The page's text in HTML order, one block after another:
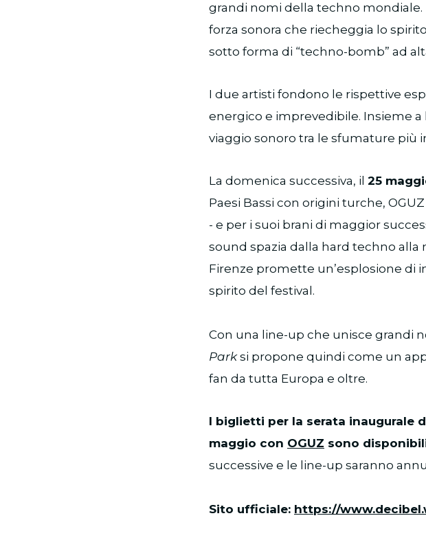
grandi nomi della techno mondiale.
forza sonora che riecheggia lo
sotto forma di “techno-bomb” ad
I due artisti fondono le rispettive
energico e imprevedibile. Insieme a
viaggio sonoro tra le sfumature più
La domenica successiva, il 25
Paesi Bassi con origini turche,
- e per i suoi brani di maggior
sound spazia dalla hard techno alla
Firenze promette un’esplosione di
spirito del festival.
Con una line-up che unisce grandi
Parksi propone quindi come un
fan da tutta Europa e oltre.
I biglietti per la serata inaugurale
maggio con OGUZ sono
successive e le line-up saranno
Sito ufficiale: https://